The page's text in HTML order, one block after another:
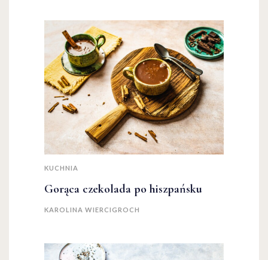
KUCHNIA
Gorąca czekolada po hiszpańsku
KAROLINA WIERCIGROCH